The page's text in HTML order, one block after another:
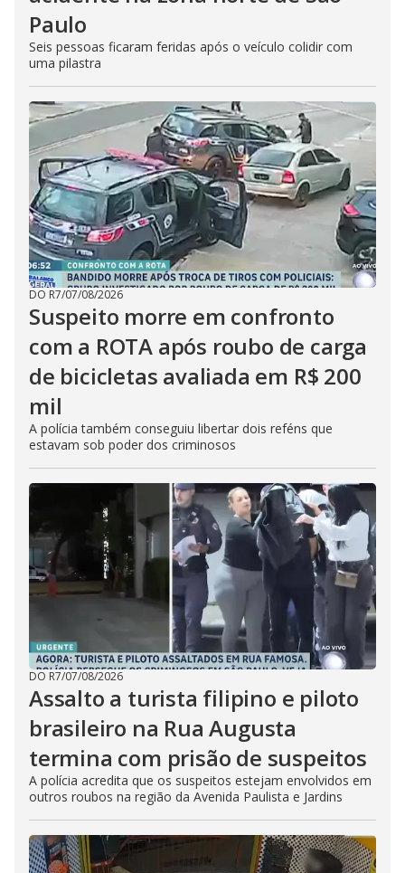
Paulo
Seis pessoas ficaram feridas após o veículo colidir com
uma pilastra
DO R7/07/08/2026
Suspeito morre em confronto
com a ROTA após roubo de carga
de bicicletas avaliada em R$ 200
mil
A polícia também conseguiu libertar dois reféns que
estavam sob poder dos criminosos
DO R7/07/08/2026
Assalto a turista filipino e piloto
brasileiro na Rua Augusta
termina com prisão de suspeitos
A polícia acredita que os suspeitos estejam envolvidos em
outros roubos na região da Avenida Paulista e Jardins